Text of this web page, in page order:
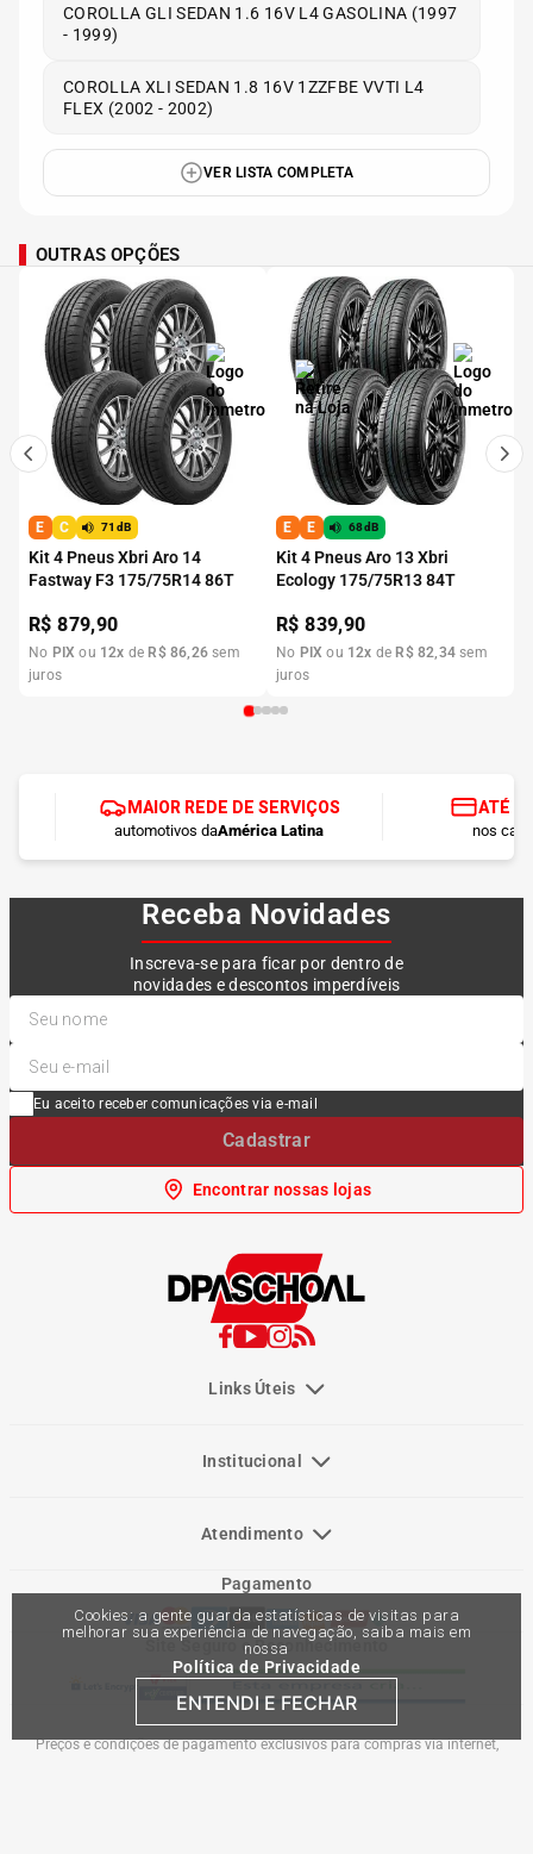
Cookies: a gente guarda estatísticas de visitas para
melhorar sua experiência de navegação, saiba mais em
nossa
Política de Privacidade
ENTENDI E FECHAR
COROLLA GLI SEDAN 1.6 16V L4 GASOLINA (1997
- 1999)
COROLLA XLI SEDAN 1.8 16V 1ZZFBE VVTI L4
FLEX (2002 - 2002)
VER LISTA COMPLETA
OUTRAS OPÇÕES
E C 71dB
Kit 4 Pneus Xbri Aro 14
Fastway F3 175/75R14 86T
R$879,90
No PIX ou 12x de R$ 86,26 sem
juros
E E 68dB
Kit 4 Pneus Aro 13 Xbri
Ecology 175/75R13 84T
R$839,90
No PIX ou 12x de R$ 82,34 sem
juros
MAIOR REDE DE SERVIÇOS
automotivos daAmérica Latina
ATÉ
nos
Receba Novidades
Inscreva-se para ficar por dentro de
novidades e descontos imperdíveis
Eu aceito receber comunicações via e-mail
Cadastrar
Encontrar nossas lojas
Links Úteis
Institucional
Atendimento
Pagamento
Site Seguro e Reconhecimento
Preços e condições de pagamento exclusivos para compras via internet,